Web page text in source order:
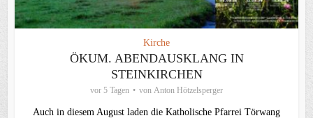
Kirche
ÖKUM. ABENDAUSKLANG IN
STEINKIRCHEN
vor 5 Tagen von Anton Hötzelsperger
Auch in diesem August laden die Katholische Pfarrei Törwang